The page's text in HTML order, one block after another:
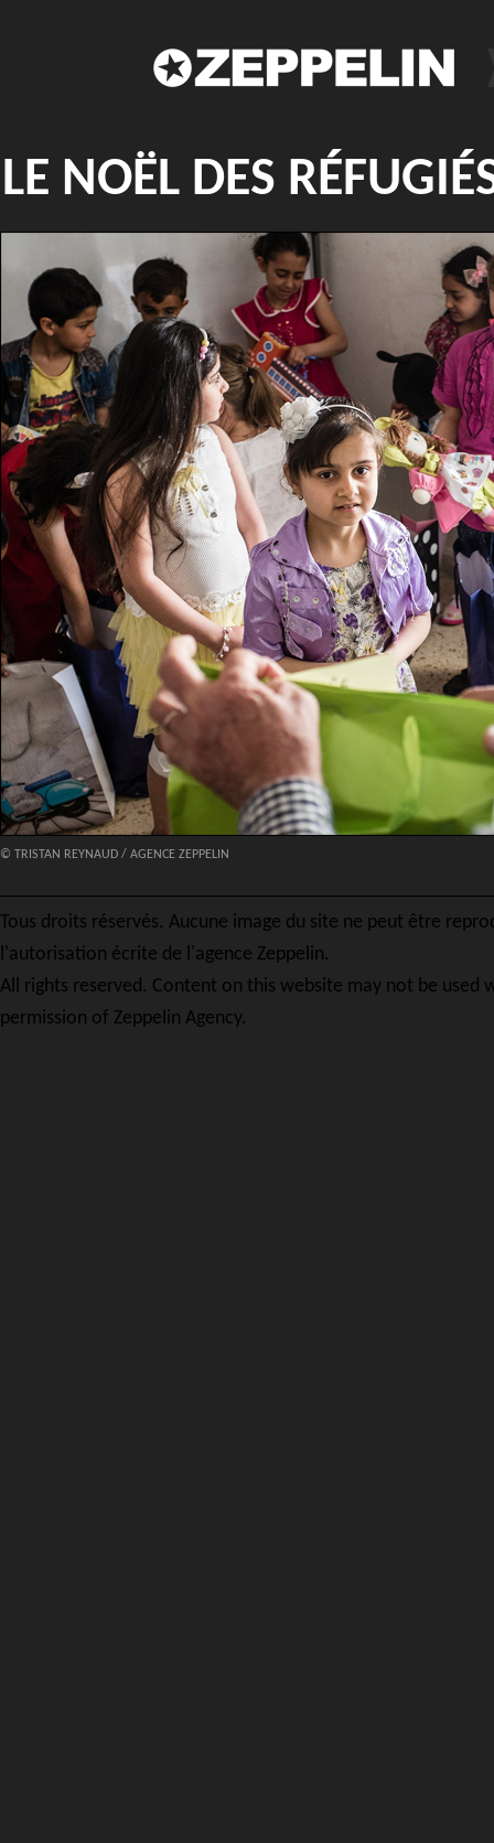
LE NOËL DES
© TRISTAN REYNAUD / AGENCE ZEPPELIN
Tous droits réservés. Aucune image du site ne peut être
l'autorisation écrite de l'agence Zeppelin.
All rights reserved. Content on this website may not be used
permission of Zeppelin Agency.